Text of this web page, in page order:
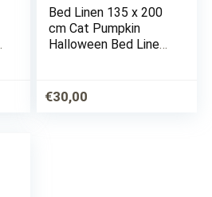
Bed Linen 135 x 200
cm Cat Pumpkin
Halloween Bed Linen
Pieces 1 Duvet Cover
with Concealed Zip
€30,00